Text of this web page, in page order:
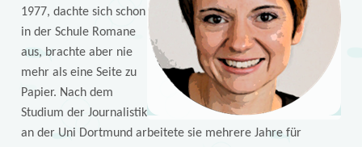
1977, dachte sich schon
in der Schule Romane
aus, brachte aber nie
mehr als eine Seite zu
Papier. Nach dem
Studium der Journalistik
an der Uni Dortmund arbeitete sie mehrere Jahre für